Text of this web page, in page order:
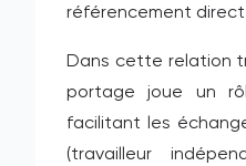
référencement
Dans cette relation
portage joue un
facilitant les
(travailleur